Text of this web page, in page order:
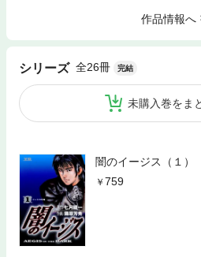
作品情報へ
シリーズ 全26冊 完結
未購入巻をま
闇のイージス（１）
759